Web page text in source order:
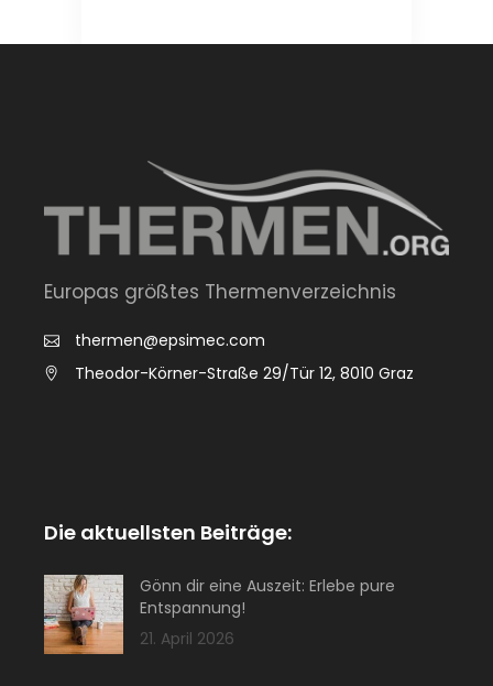
Europas größtes Thermenverzeichnis
thermen@epsimec.com
Theodor-Körner-Straße 29/Tür 12, 8010 Graz
Die aktuellsten Beiträge:
Gönn dir eine Auszeit: Erlebe pure
Entspannung!
21. April 2026